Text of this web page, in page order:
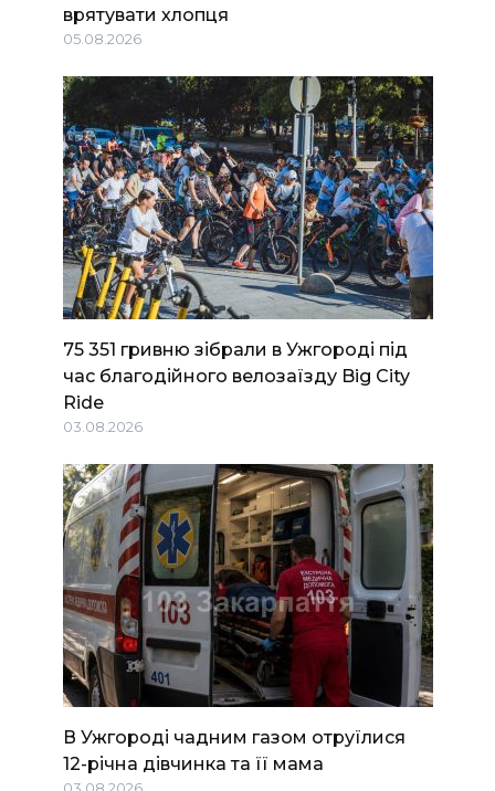
врятувати хлопця
05.08.2026
75 351 гривню зібрали в Ужгороді під
час благодійного велозаїзду Big Сity
Ride
03.08.2026
В Ужгороді чадним газом отруїлися
12-річна дівчинка та її мама
03.08.2026